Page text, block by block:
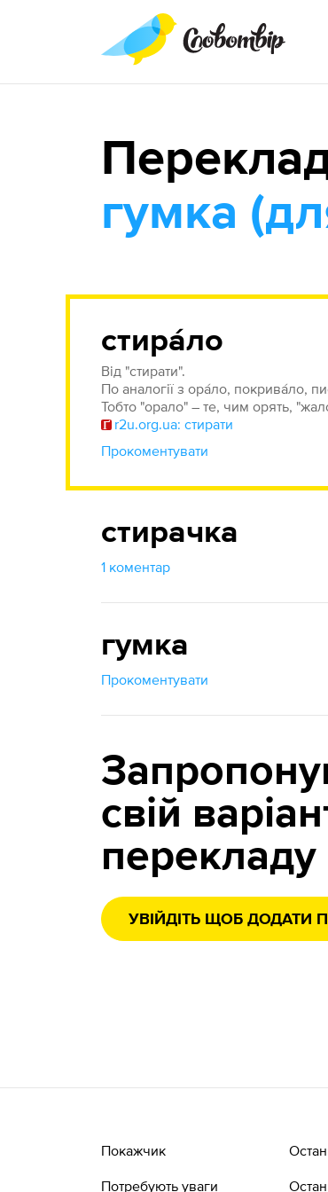
гумка
стира́ло
Від "стирати".
По аналогії з ора́ло, покрива́ло,
Тобто "орало" – те, чим орять,
r2u.org.ua: стирати
Прокоментувати
стирачка
1 коментар
гумка
Прокоментувати
свій
перекладу
УВІЙДІТЬ ЩОБ ДОДАТИ
Покажчик
Потребують уваги